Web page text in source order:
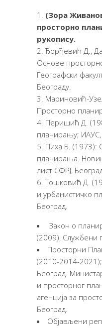
(Зора
просторно
рукопису.
Ђорђевић Д.,
Основе
Географски
Београду.
Мариновић-
Просторно
Перишић Д.
планирању; ИАУС,
Пиха Б. (1973):
планирања.
лист СФРЈ,
Тошковић Д.
и урбанистичко
Београд.
Закон о
(2009), Службени
Просторни
(2010-2014-
Београд.
и просторног
агенција за
Београд.
Објављени